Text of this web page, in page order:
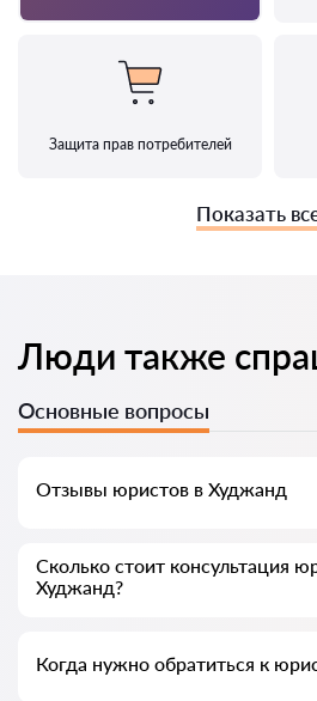
Защита прав потребителей
Показать
Люди также
Основные вопросы
Отзывы юристов в Худжанд
Advokat-tj.com — полезны для выбора
Сколько стоит консультация
Худжанд?
темы вопроса.
Когда нужно обратиться к